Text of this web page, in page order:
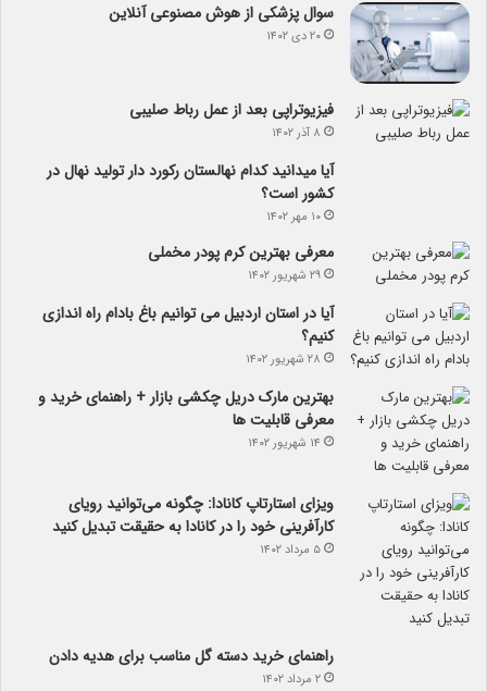
سوال پزشکی از هوش مصنوعی آنلاین
۲۰ دی ۱۴۰۲
فیزیوتراپی بعد از عمل رباط صلیبی
۸ آذر ۱۴۰۲
آیا می­دانید کدام نهالستان رکورد دار تولید نهال­ در
کشور است؟
۱۰ مهر ۱۴۰۲
معرفی بهترین کرم پودر مخملی
۲۹ شهریور ۱۴۰۲
آیا در استان اردبیل می توانیم باغ بادام راه اندازی
کنیم؟
۲۸ شهریور ۱۴۰۲
بهترین مارک دریل چکشی بازار + راهنمای خرید و
معرفی قابلیت ها
۱۴ شهریور ۱۴۰۲
ویزای استارتاپ کانادا: چگونه می‌توانید رویای
کارآفرینی خود را در کانادا به حقیقت تبدیل کنید
۵ مرداد ۱۴۰۲
راهنمای خرید دسته گل مناسب برای هدیه دادن
۲ مرداد ۱۴۰۲